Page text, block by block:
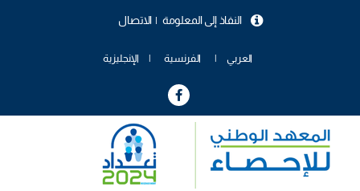
الاتصال النفاذ إلى المعلومة
العربي الفرنسية الإنجليزية